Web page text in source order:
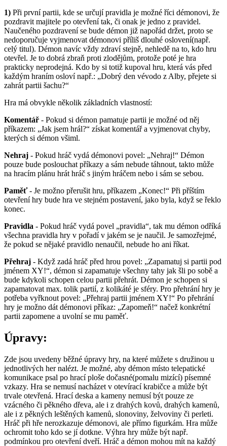
1) Při první partii, kde se určují pravidla je možné říci démonovi, že
pozdravit majitele po otevření tak, či onak je jedno z pravidel.
Naučeného pozdravení se bude démon již napořád držet, proto se
nedoporučuje vyjmenovat démonovi příliš dlouhé oslovení(např.
celý titul). Démon navíc vždy zdraví stejně, nehledě na to, kdo hru
otevřel. Je to dobrá zbraň proti zlodějům, protože poté je hra
prakticky neprodejná. Kdo by si totiž kupoval hru, která vás před
každým hraním osloví např.: „Dobrý den vévodo z Alby, přejete si
zahrát partii šachu?“
Hra má obvykle několik základních vlastností:
Komentář - Pokud si démon pamatuje partii je možné od něj
příkazem: „Jak jsem hrál?“ získat komentář a vyjmenovat chyby,
kterých si démon všiml.
Nehraj - Pokud hráč vydá démonovi povel: „Nehraj!“ Démon
pouze bude poslouchat příkazy a sám nebude táhnout, takto může
na hracím plánu hrát hráč s jiným hráčem nebo i sám se sebou.
Paměť- Je možno přerušit hru, příkazem „Konec!“ Při příštím
otevření hry bude hra ve stejném postavení, jako byla, když se řeklo
konec.
Pravidla - Pokud hráč vydá povel „pravidla“, tak mu démon odříká
všechna pravidla hry v pořadí v jakém se je naučil. Je samozřejmé,
že pokud se nějaké pravidlo nenaučil, nebude ho ani říkat.
Přehraj - Když zadá hráč před hrou povel: „Zapamatuj si partii pod
jménem XY!“, démon si zapamatuje všechny tahy jak šli po sobě a
bude kdykoli schopen celou partii přehrát. Démon je schopen si
zapamatovat max. tolik partií, z kolikáté je sféry. Pro přehrání hry je
potřeba vyřknout povel: „Přehraj partii jménem XY!“ Po přehrání
hry je možno dát démonovi příkaz: „Zapomeň!“ načež konkrétní
partii zapomene a uvolní se mu paměť.
Úpravy:
Zde jsou uvedeny běžné úpravy hry, na které můžete s družinou u
jednotlivých her nalézt. Je možné, aby démon místo telepatické
komunikace psal po hrací ploše dočasné(pomalu mizící) písemné
vzkazy. Hra se nemusí nacházet v otevírací krabičce a může být
trvale otevřená. Hrací deska a kameny nemusí být pouze ze
vzácného či pěkného dřeva, ale i z drahých kovů, drahých kamenů,
ale i z pěkných leštěných kamenů, slonoviny, želvoviny či perleti.
Hráč při hře nerozkazuje démonovi, ale přímo figurkám. Hra může
ochromit toho kdo se jí dotkne. Výhra hry může být např.
podmínkou pro otevření dveří. Hráč a démon mohou mít na každý